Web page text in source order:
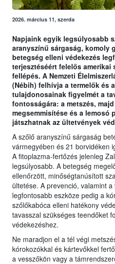
2026. március 11, szerda
Napjaink egyik legsúlyosabb
aranyszínű sárgaság, komoly
betegség elleni védekezés
terjesztéséért felelős
fellépés. A Nemzeti
(Nébih) felhívja a termelők és
tulajdonosainak figyelmét a
fontosságára: a metszés,
megsemmisítése és a lemosó
játszhatnak az ültetvények
A szőlő aranyszínű sárgaság
vármegyében és 21 borvidéken
A fitoplazma-fertőzés jelenleg
legsúlyosabb. A betegség
ellenőrzött, minőségtanúsított
ültetése. A prevenció, valamint
legfontosabb eszköze pedig a
szőlőkabóca elleni hatékony
tavasszal szükséges teendőket
védekezéshez.
Ne maradjon el a tél végi
kórokozókkal és kártevőkkel
a vesszőkön vagy a